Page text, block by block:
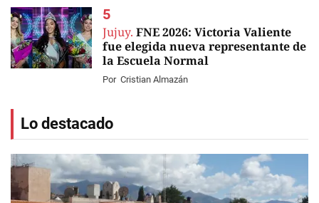
Jujuy. FNE 2026: Victoria Valiente
fue elegida nueva representante de
la Escuela Normal
Por Cristian Almazán
Lo destacado